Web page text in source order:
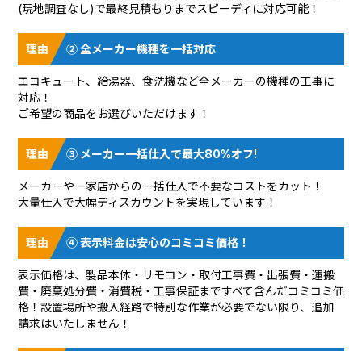
(現地調査なし)で最終見積もりまでスピーディに対応可能！
② 全メーカー機種を一括対応
エコキュート、給湯器、食洗機など全メーカーの機種の工事に
対応！
ご希望の商品をお選びいただけます！
③ メーカー一括仕入で最大80%オフ!
メーカーや一家店からの一括仕入で不要なコストをカット！
大量仕入で大幅ディスカウントを実現しています！
④ 表示料金は安心のコミコミ価格！
表示価格は、製品本体・リモコン・取付工事費・出張費・運搬
費・廃棄処分費・消費税・工事保証まですべて含んだコミコミ価
格！設置場所や搬入経路で特別な作業が必要でない限り、追加
請求はいたしません！